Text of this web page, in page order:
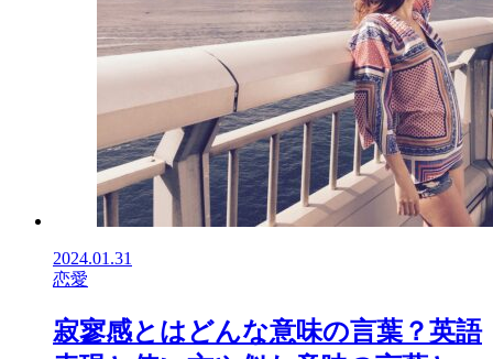
2024.01.31
恋愛
寂寥感とはどんな意味の言葉？英語